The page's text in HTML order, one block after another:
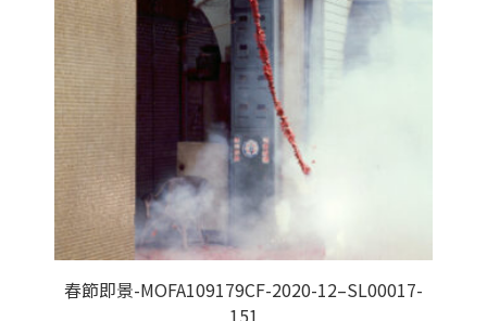
春節即景-MOFA109179CF-2020-12–SL00017-
151